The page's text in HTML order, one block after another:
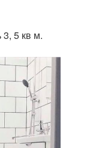
5 кв м.